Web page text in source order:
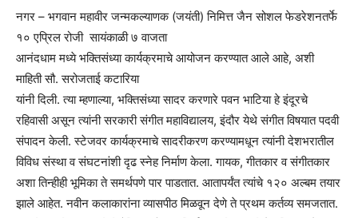
नगर – भगवान महावीर जन्मकल्याणक (जयंती) निमित्त जैन सोशल फेडरेशनतर्फे
१० एप्रिल रोजी सायंकाळी ७ वाजता
आनंदधाम मध्ये भक्तिसंध्या कार्यक्रमाचे आयोजन करण्यात आले आहे, अशी
माहिती सौ. सरोजताई कटारिया
यांनी दिली. त्या म्हणाल्या, भक्तिसंध्या सादर करणारे पवन भाटिया हे इंदूरचे
रहिवासी असून त्यांनी सरकारी संगीत महाविद्यालय, इंदौर येथे संगीत विषयात पदवी
संपादन केली. स्टेजवर कार्यक्रमाचे सादरीकरण करण्यामधून त्यांनी देशभरातील
विविध संस्था व संघटनांशी दृढ स्नेह निर्माण केला. गायक, गीतकार व संगीतकार
अशा तिन्हीही भूमिका ते समर्थपणे पार पाडतात. आतापर्यंत त्यांचे १२० अल्बम तयार
झाले आहेत. नवीन कलाकारांना व्यासपीठ मिळवून देणे ते प्रथम कर्तव्य समजतात.